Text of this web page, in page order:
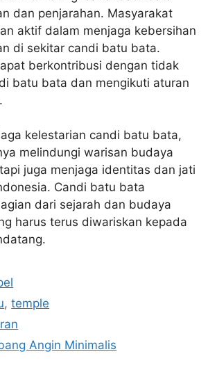
dan penjarahan. Masyarakat
aktif dalam menjaga kebersihan
di sekitar candi batu bata.
berkontribusi dengan tidak
batu bata dan mengikuti aturan
kelestarian candi batu bata,
melindungi warisan budaya
juga menjaga identitas dan jati
Candi batu bata
dari sejarah dan budaya
harus terus diwariskan kepada
,temple
Angin Minimalis